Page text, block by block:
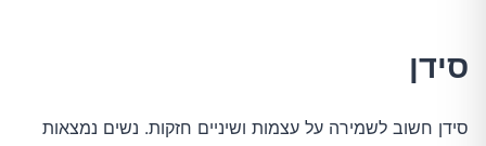
סידן
סידן חשוב לשמירה על עצמות ושיניים חזקות. נשים נמצאות